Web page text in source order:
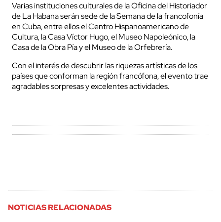
Varias instituciones culturales de la Oficina del Historiador
de La Habana serán sede de la Semana de la francofonía
en Cuba, entre ellos el Centro Hispanoamericano de
Cultura, la Casa Víctor Hugo, el Museo Napoleónico, la
Casa de la Obra Pía y el Museo de la Orfebrería.
Con el interés de descubrir las riquezas artísticas de los
países que conforman la región francófona, el evento trae
agradables sorpresas y excelentes actividades.
NOTICIAS RELACIONADAS